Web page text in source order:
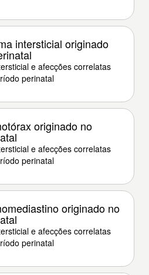
intersticial originado
e afecções correlatas
perinatal
originado no
e afecções correlatas
perinatal
originado no
e afecções correlatas
perinatal